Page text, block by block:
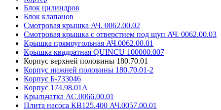
Блок цилиндров
Блок клапанов
Смотровая крышка АЧ. 0062.00.02
Смотровая крышка с отверстием под щуп АЧ. 0062.00.03
Крышка прямоугольная АЧ.0062.00.01
Крышка квадратная QUINCU 100000.007
Корпус верхней половины 180.70.01
Корпус нижней половины 180.70.01-2
Корпус Б-733046
Корпус 174.98.01А
Крыльчатка АС.0066.00.01
Плита насоса КВ125.400 АЧ.0057.00.01